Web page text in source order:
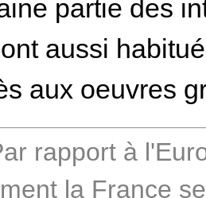
partie des
aussi
aux oeuvres
rapport à
la France